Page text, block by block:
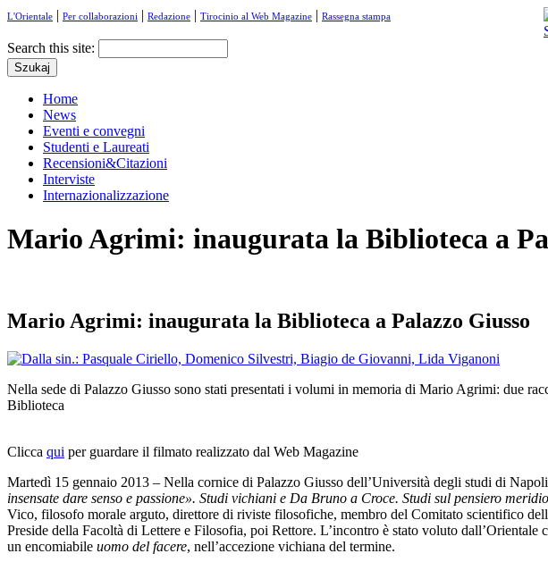
L'Orientale | Per collaborazioni | Redazione | Tirocinio al Web Magazine | Rassegna stampa
Search this site:
Home
News
Eventi e convegni
Studenti e Laureati
Recensioni&Citazioni
Interviste
Internazionalizzazione
Mario Agrimi: inaugurata la Biblioteca a
Mario Agrimi: inaugurata la Biblioteca a Palazzo Giusso
Nella sede di Palazzo Giusso sono stati presentati i volumi in memoria di Mario Agrimi: due
Biblioteca
Clicca qui per guardare il filmato realizzato dal Web Magazine
Martedì 15 gennaio 2013 – Nella cornice di Palazzo Giusso dell’Università degli studi di
insensate dare senso e passione». Studi vichiani e Da Bruno a Croce. Studi sul pensiero
Vico, filosofo morale arguto, direttore di riviste filosofiche, membro del Comitato scientifico
Preside della Facoltà di Lettere e Filosofia, poi Rettore. L’incontro è stato voluto
un encomiabile uomo del facere, nell’accezione vichiana del termine.